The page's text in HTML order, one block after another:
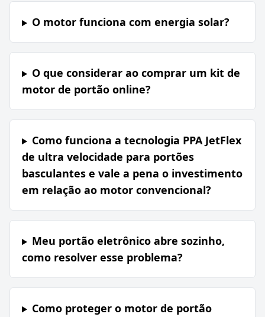
O motor funciona com energia solar?
O que considerar ao comprar um kit de
motor de portão online?
Como funciona a tecnologia PPA JetFlex
de ultra velocidade para portões
basculantes e vale a pena o investimento
em relação ao motor convencional?
Meu portão eletrônico abre sozinho,
como resolver esse problema?
Como proteger o motor de portão